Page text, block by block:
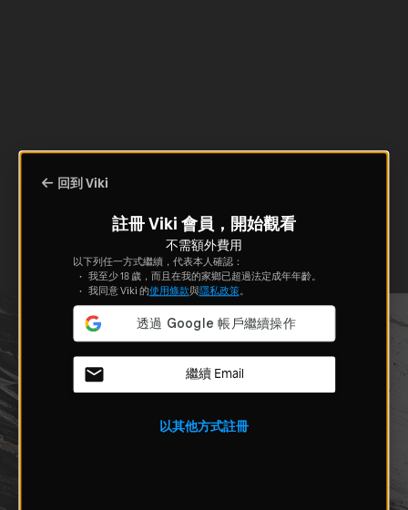
回到 Viki
註冊 Viki 會員，開始觀看
不需額外費用
以下列任一方式繼續，代表本人確認：
我至少 18 歲，而且在我的家鄉已超過法定成年年齡。
我同意 Viki 的使用條款與隱私政策。
繼續 Email
以其他方式註冊